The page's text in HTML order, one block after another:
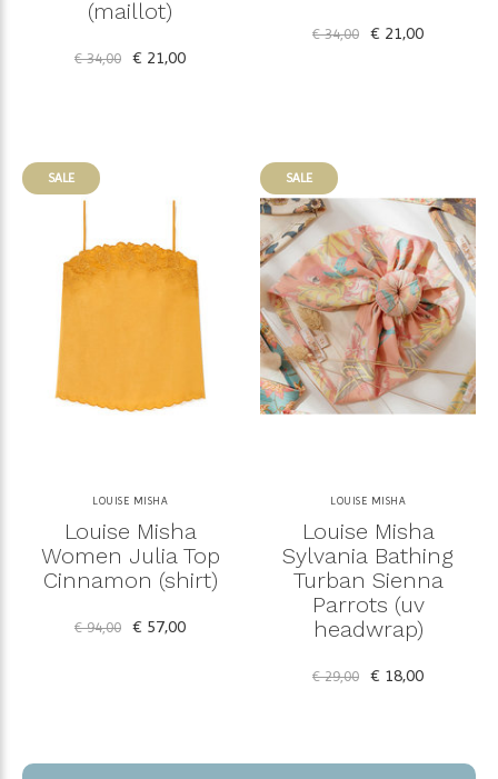
(maillot)
€ 34,00 € 21,00
€ 34,00 € 21,00
SALE
LOUISE MISHA
Louise Misha
Women Julia Top
Cinnamon (shirt)
€ 94,00 € 57,00
SALE
LOUISE MISHA
Louise Misha
Sylvania Bathing
Turban Sienna
Parrots (uv
headwrap)
€ 29,00 € 18,00